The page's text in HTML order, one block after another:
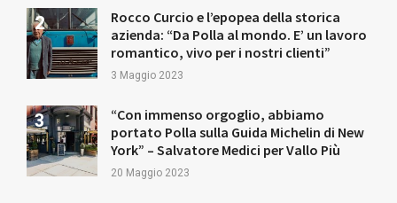
Rocco Curcio e l’epopea della storica
azienda: “Da Polla al mondo. E’ un lavoro
romantico, vivo per i nostri clienti”
3 Maggio 2023
“Con immenso orgoglio, abbiamo
portato Polla sulla Guida Michelin di New
York” – Salvatore Medici per Vallo Più
20 Maggio 2023